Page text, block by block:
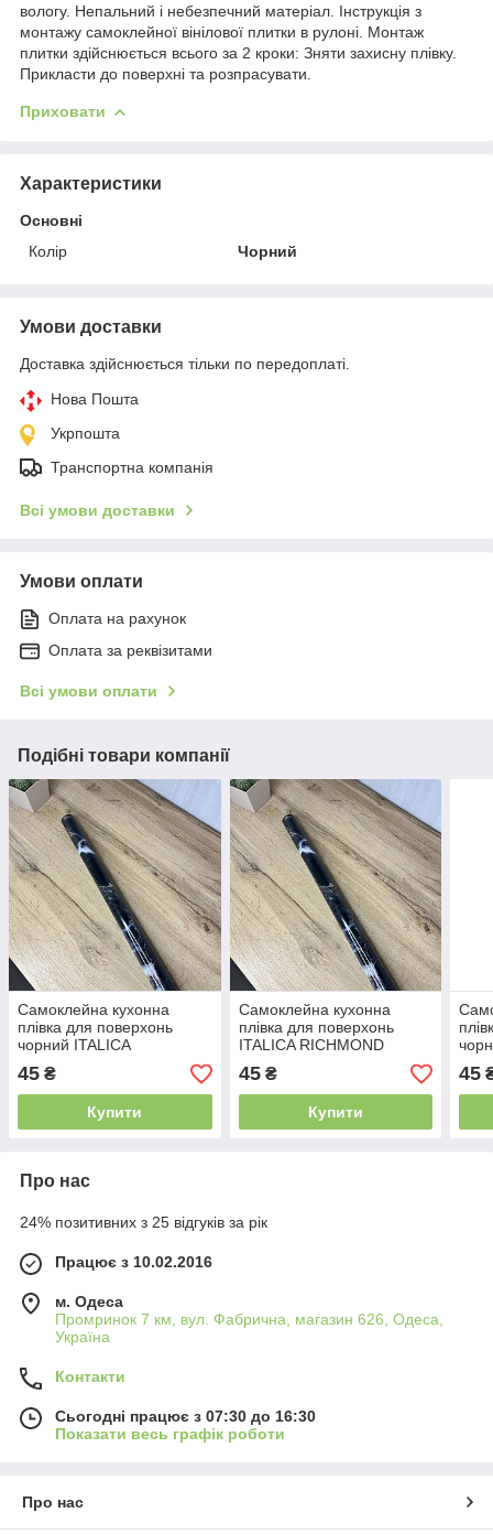
вологу. Непальний і небезпечний матеріал. Інструкція з
монтажу самоклейної вінілової плитки в рулоні. Монтаж
плитки здійснюється всього за 2 кроки: Зняти захисну плівку.
Прикласти до поверхні та розпрасувати.
Приховати
Характеристики
Основні
Колір
Чорний
Умови доставки
Доставка здійснюється тільки по передоплаті.
Нова Пошта
Укрпошта
Транспортна компанія
Всі умови доставки
Умови оплати
Оплата на рахунок
Оплата за реквізитами
Всі умови оплати
Подібні товари компанії
Самоклейна кухонна
плівка для поверхонь
чорний ITALICA
RICHMOND 2Mх0.60M
45 ₴
Купити
Самоклейна кухонна
плівка для поверхонь
ITALICA RICHMOND
мармур 5Mх0.60M (80)
45₴
Купити
45
Про нас
24% позитивних з 25 відгуків за рік
Працює з 10.02.2016
м. Одеса
Промринок 7 км, вул. Фабрична, магазин 626, Одеса,
Україна
Контакти
Сьогодні працює з 07:30 до 16:30
Показати весь графік роботи
Про нас